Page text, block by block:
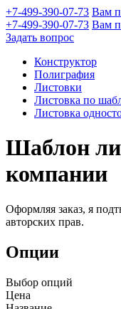
+7-499-390-07-73 Вам
+7-499-390-07-73 Вам
Задать вопрос
Конструктор
Полиграфия
Листовки
Листовка по
Листовка
Шаблон
компании
Оформляя заказ, я
авторских прав.
Опции
Выбор опций
Цена